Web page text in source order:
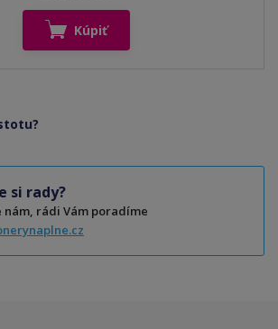
Kúpiť
si rady?
nám, rádi Vám poradíme